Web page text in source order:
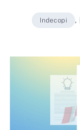
Indecopi ,